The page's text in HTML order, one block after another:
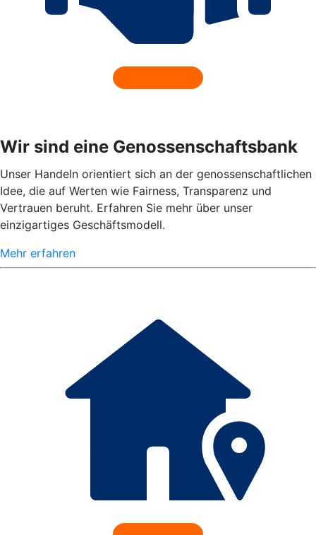
Wir sind eine Genossenschaftsbank
Unser Handeln orientiert sich an der genossenschaftlichen
Idee, die auf Werten wie Fairness, Transparenz und
Vertrauen beruht. Erfahren Sie mehr über unser
einzigartiges Geschäftsmodell.
Mehr erfahren